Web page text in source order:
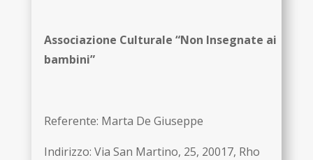
Associazione Culturale “Non Insegnate ai
bambini”
Referente: Marta De Giuseppe
Indirizzo: Via San Martino, 25, 20017, Rho